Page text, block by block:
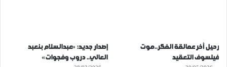
رحيل آخر عمالقة الفكر..موت
فيلسوف التعقيد
إصدار جديد: «عبدالسلام بنعبد
العالي.. دروب وفجوات»